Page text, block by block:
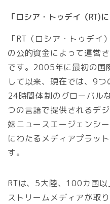
「ロシア・トゥデイ（RT)に
「RT（ロシア・トゥデイ
の公的資金によって運営
です。2005年に最初の国
して以来、現在では、9
24時間体制のグローバル
つの言語で提供されるデ
妹ニュースエージェンシ
にわたるメディアプラッ
す。
RTは、5大陸、100カ国
ストリームメディアが取